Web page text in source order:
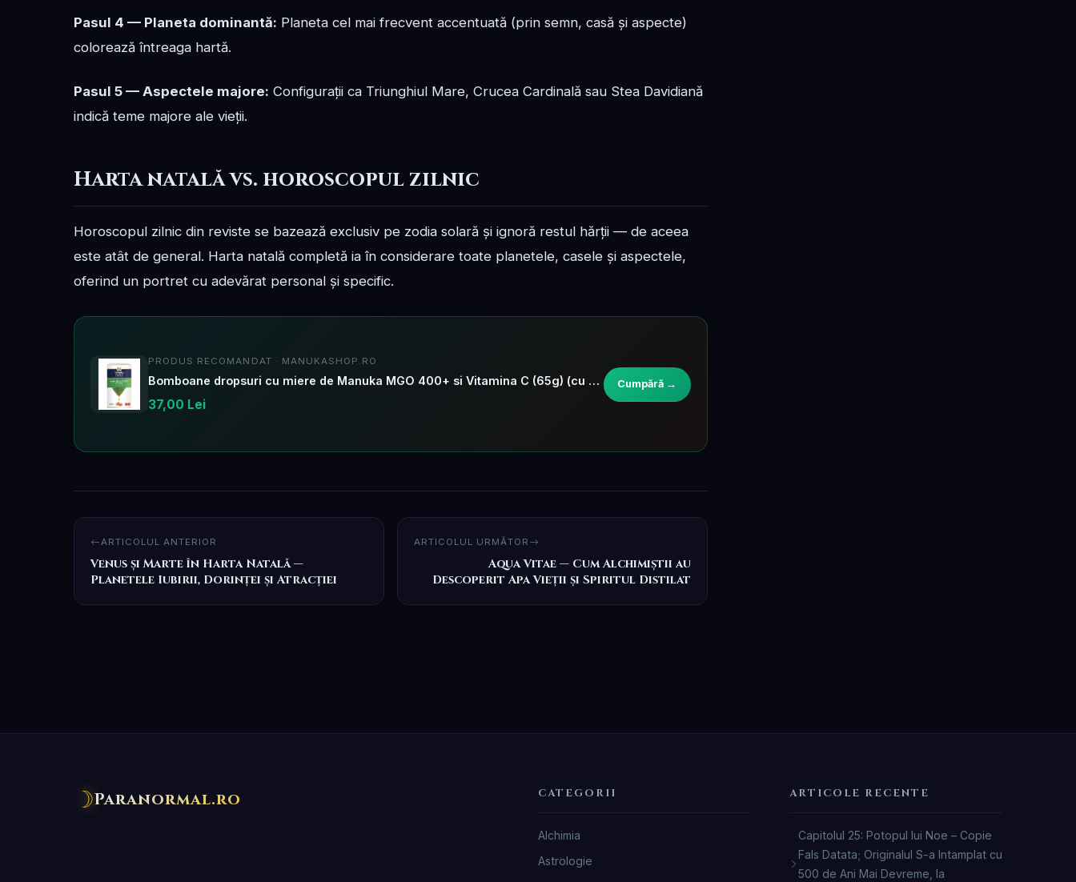
Pasul 4 — Planeta dominantă: Planeta cel mai frecvent accentuată (prin semn, casă și aspecte)
colorează întreaga hartă.
Pasul 5 — Aspectele majore: Configurații ca Triunghiul Mare, Crucea Cardinală sau Stea Davidiană
indică teme majore ale vieții.
Harta natală vs. horoscopul zilnic
Horoscopul zilnic din reviste se bazează exclusiv pe zodia solară și ignoră restul hărții — de aceea
este atât de general. Harta natală completă ia în considerare toate planetele, casele și aspectele,
oferind un portret cu adevărat personal și specific.
PRODUS RECOMANDAT · MANUKASHOP.RO
Bomboane dropsuri cu miere de Manuka MGO 400+ si Vitamina C (65g) (cu propolis)
37,00 Lei
Cumpără →
ARTICOLUL ANTERIOR
Venus și Marte în Harta Natală —
Planetele Iubirii, Dorinței și Atracției
ARTICOLUL URMĂTOR
Aqua Vitae — Cum Alchimiștii au
Descoperit Apa Vieții și Spiritul Distilat
☽Paranormal.ro CATEGORII
Alchimia
Astrologie
ARTICOLE RECENTE
Capitolul 25: Potopul lui Noe – Copie
Fals Datata; Originalul S-a Intamplat cu
500 de Ani Mai Devreme, la